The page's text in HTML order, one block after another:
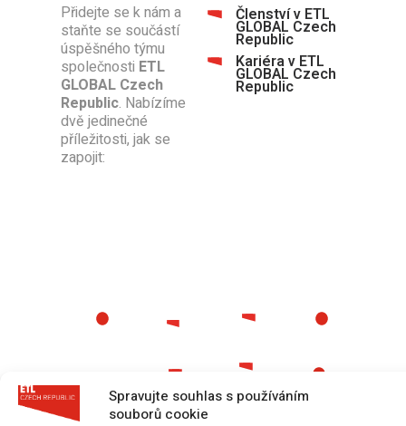
Spravujte souhlas s používáním
souborů cookie
Přidejte se k nám a
staňte se součástí
úspěšného týmu
společnosti ETL
GLOBAL Czech
Republic. Nabízíme
dvě jedinečné
příležitosti, jak se
zapojit:
Členství v ETL
GLOBAL Czech
Republic
Kariéra v ETL
GLOBAL Czech
Republic
Partneři
Czech
Republic
Daňové
Účetnictví
Mzdy
Digitalizace
oceňování